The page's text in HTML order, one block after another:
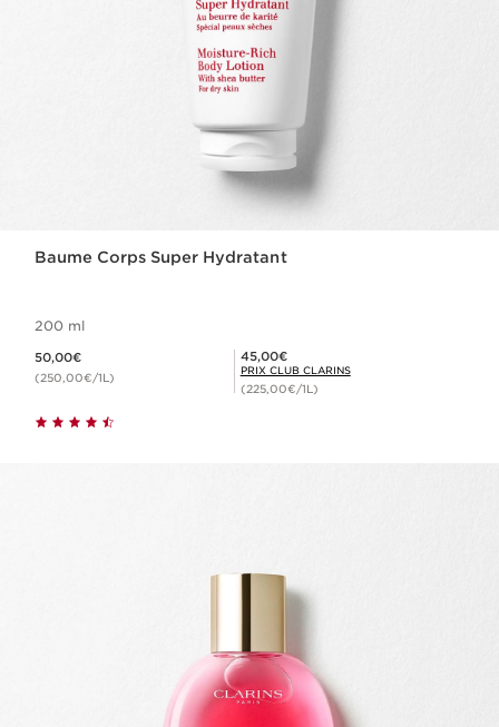
Baume Corps Super Hydratant
200 ml
50,00€
(250,00€/1L)
Prix Club Clarins 45,00€
45,00€
PRIX CLUB CLARINS
(225,00€/1L)